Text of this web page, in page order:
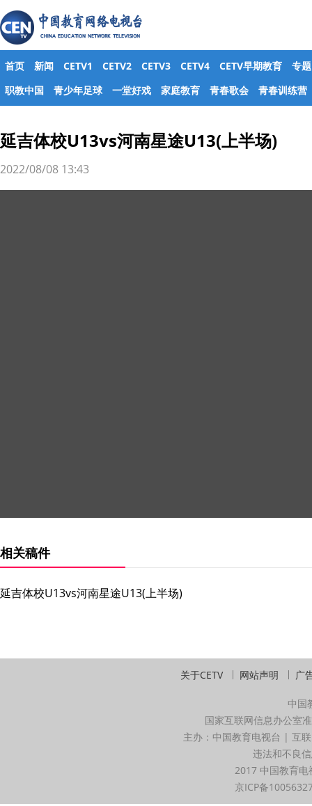
首页 新闻 CETV1 CETV2 CETV3 CETV4 CETV早期教育
专题
职教中国
青少年足球 一堂好戏 家庭教育 青春歌会 青春训练营
延吉体校U13vs河南星途U13(上半场)
2022/08/08 13:43
相关稿件
延吉体校U13vs河南星途U13(上半场)
关于CETV 网站声明 广
中国
国家互联网信息办公室
主办：中国教育电视台 | 互
违法和不良
2017 中国教育
京ICP备